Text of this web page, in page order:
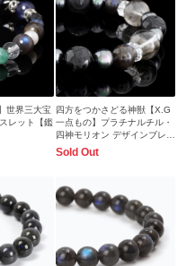
世界三大宝
レット【鑑
四方をつかさどる神獣【X.G
一点もの】プラチナルチル・
四神モリオン デザインブレス
レット
Sold Out